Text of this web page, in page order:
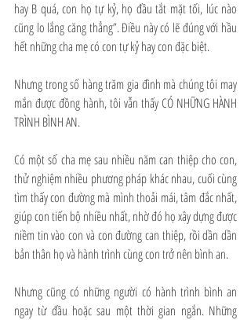
hay B quá, con họ tự kỷ, họ đầu tắt mặt tối, lúc nào
cũng lo lắng căng thẳng”. Điều này có lẽ đúng với hầu
hết những cha mẹ có con tự kỷ hay con đặc biệt.
Nhưng trong số hàng trăm gia đình mà chúng tôi may
mắn được đồng hành, tôi vẫn thấy CÓ NHỮNG HÀNH
TRÌNH BÌNH AN.
Có một số cha mẹ sau nhiều năm can thiệp cho con,
thử nghiệm nhiều phương pháp khác nhau, cuối cùng
tìm thấy con đường mà mình thoải mái, tâm đắc nhất,
giúp con tiến bộ nhiều nhất, nhờ đó họ xây dựng được
niềm tin vào con và con đường can thiệp, rồi dần dần
bản thân họ và hành trình cùng con trở nên bình an.
Nhưng cũng có những người có hành trình bình an
ngay từ đầu hoặc sau một thời gian ngắn. Những